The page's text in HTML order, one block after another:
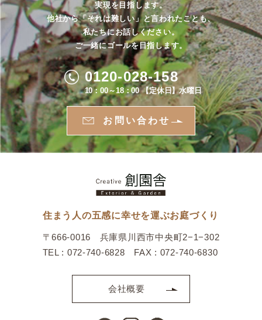
実現を目指します。
他社から「それは難しい」と言われたことも、
私たちにお話しください。
ご一緒にゴールを目指します。
0120-028-158
10：00～18：00 【定休日】水曜日
お問い合わせ
住まう人の五感に幸せを運ぶお庭づくり
〒666-0016 兵庫県川西市中央町2−1−302
TEL : 072-740-6828 FAX : 072-740-6830
会社概要